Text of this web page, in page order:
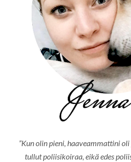
”Kun olin pieni, haaveammattini
tullut poliisikoiraa, eikä edes